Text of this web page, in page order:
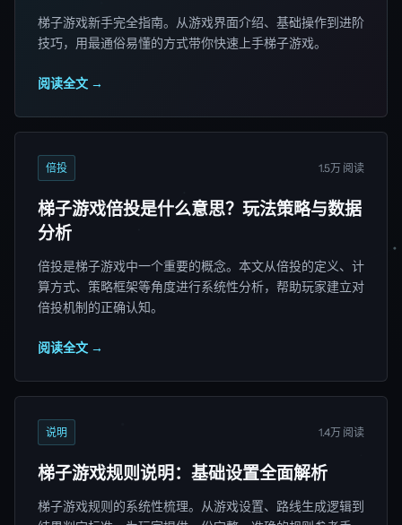
梯子游戏新手完全指南。从游戏界面介绍、基础操作到进阶
技巧，用最通俗易懂的方式带你快速上手梯子游戏。
阅读全文 →
倍投 1.5万 阅读
梯子游戏倍投是什么意思？玩法策略与数据
分析
倍投是梯子游戏中一个重要的概念。本文从倍投的定义、计
算方式、策略框架等角度进行系统性分析，帮助玩家建立对
倍投机制的正确认知。
阅读全文 →
说明 1.4万 阅读
梯子游戏规则说明：基础设置全面解析
梯子游戏规则的系统性梳理。从游戏设置、路线生成逻辑到